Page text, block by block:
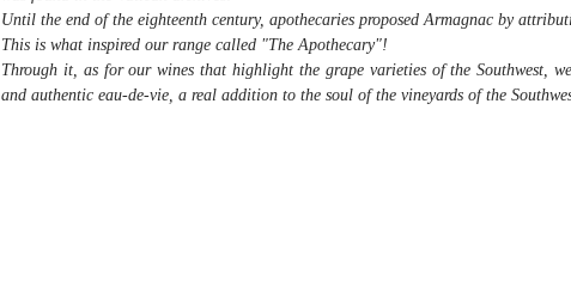
Until the end of the eighteenth century, apothecaries proposed Armagnac by
This is what inspired our range called "The Apothecary"!
Through it, as for our wines that highlight the grape varieties of the Southwest,
and authentic eau-de-vie, a real addition to the soul of the vineyards of the